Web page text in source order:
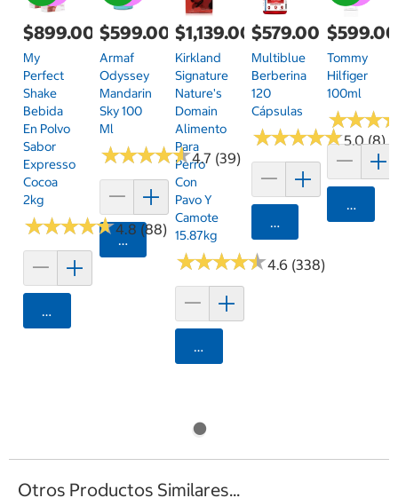
$899.00
My
Perfect
Shake
Bebida
En Polvo
Sabor
Expresso
Cocoa
2kg
★★★★★
★★★★★4.8 (88)
Agregar
$599.00
Armaf
Odyssey
Mandarin
Sky 100
Ml
★★★★★
★★★★★4.7 (39)
Agregar
$1,139.00
Kirkland
Signature
Nature's
Domain
Alimento
Para
Perro
Con
Pavo Y
Camote
15.87kg
★★★★★
★★★★★4.6 (338)
Agregar
$579.00
Multiblue
Berberina
120
Cápsulas
★★★★★
★★★★★5.0 (8)
Agregar
$599.00
Tommy
Hilfiger
100ml
★★★
★★★
Otros Productos Similares...